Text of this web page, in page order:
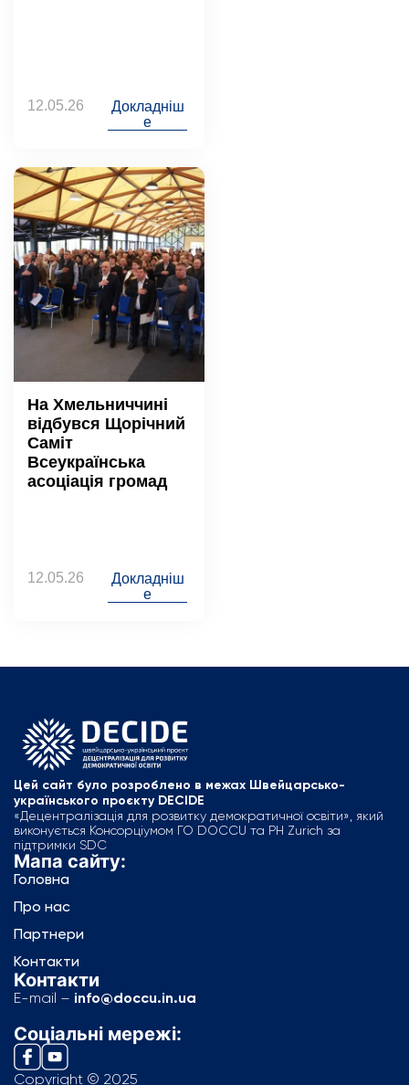
12.05.26
Докладніш
е
На Хмельниччині
відбувся Щорічний
Саміт
Всеукраїнська
асоціація громад
12.05.26
Докладніш
е
Цей сайт було розроблено в межах Швейцарсько-
українського проєкту DECIDE
«Децентралізація для розвитку демократичної освіти», який
виконується Консорціумом ГО DOCCU та PH Zurich за
підтримки SDC
Мапа сайту:
Головна
Про нас
Партнери
Контакти
Контакти
E-mail – info@doccu.in.ua
Соціальні мережі:
Copyright © 2025